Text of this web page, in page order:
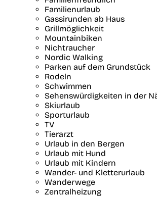
Familienurlaub
Gassirunden ab Haus
Grillmöglichkeit
Mountainbiken
Nichtraucher
Nordic Walking
Parken auf dem Grundstück
Rodeln
Schwimmen
Sehenswürdigkeiten in der
Skiurlaub
Sporturlaub
TV
Tierarzt
Urlaub in den Bergen
Urlaub mit Hund
Urlaub mit Kindern
Wander- und Kletterurlaub
Wanderwege
Zentralheizung